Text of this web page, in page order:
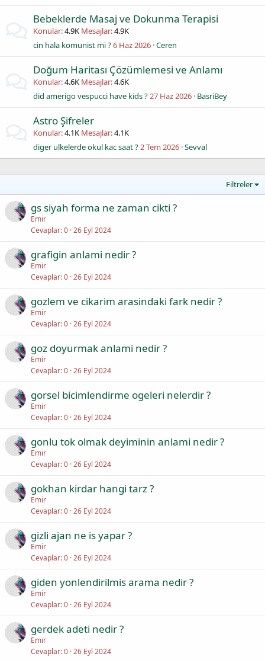
Bebeklerde Masaj ve Dokunma Terapisi
Konular 4.9K Mesajlar 4.9K
cin hala komunist mi ?6 Haz 2026 Ceren
Doğum Haritası Çözümlemesi ve Anlamı
Konular 4.6K Mesajlar 4.6K
did amerigo vespucci have kids ?27 Haz 2026 BasriBey
Astro Şifreler
Konular 4.1K Mesajlar 4.1K
diger ulkelerde okul kac saat ?2 Tem 2026 Sevval
Filtreler
gs siyah forma ne zaman cikti ?
Emir
Cevaplar 0 26 Eyl 2024
grafigin anlami nedir ?
Emir
Cevaplar 0 26 Eyl 2024
gozlem ve cikarim arasindaki fark nedir ?
Emir
Cevaplar 0 26 Eyl 2024
goz doyurmak anlami nedir ?
Emir
Cevaplar 0 26 Eyl 2024
gorsel bicimlendirme ogeleri nelerdir ?
Emir
Cevaplar 0 26 Eyl 2024
gonlu tok olmak deyiminin anlami nedir ?
Emir
Cevaplar 0 26 Eyl 2024
gokhan kirdar hangi tarz ?
Emir
Cevaplar 0 26 Eyl 2024
gizli ajan ne is yapar ?
Emir
Cevaplar 0 26 Eyl 2024
giden yonlendirilmis arama nedir ?
Emir
Cevaplar 0 26 Eyl 2024
gerdek adeti nedir ?
Emir
Cevaplar 0 26 Eyl 2024